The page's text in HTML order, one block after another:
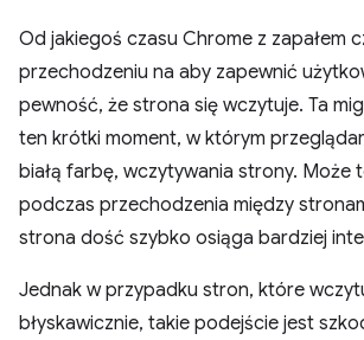
Od jakiegoś czasu Chrome z zapałem
przechodzeniu na aby zapewnić
pewność, że strona się wczytuje. Ta
ten krótki moment, w którym
białą farbę, wczytywania strony. Może
podczas przechodzenia między
strona dość szybko osiąga bardziej
Jednak w przypadku stron, które
błyskawicznie, takie podejście jest